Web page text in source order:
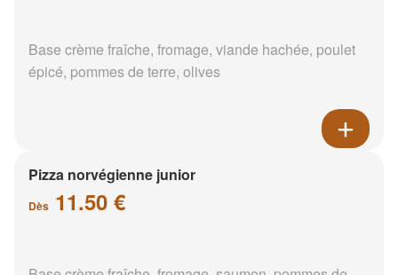
Base crème fraîche, fromage, viande hachée, poulet
épicé, pommes de terre, olives
Pizza norvégienne junior
Dès 11.50 €